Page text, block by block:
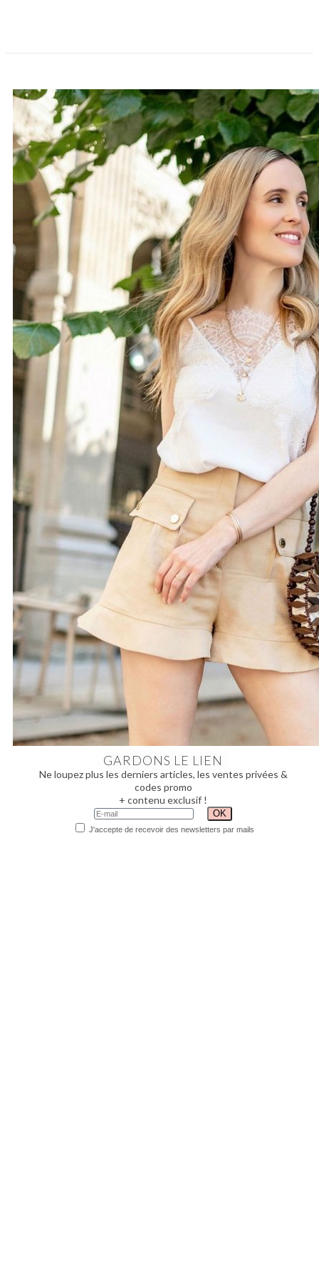
GARDONS LE LIEN
Ne loupez plus les derniers articles, les ventes privées &
codes promo
+ contenu exclusif !
J'accepte de recevoir des newsletters par mails